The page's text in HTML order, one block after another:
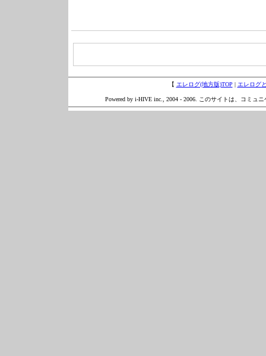
【 エレログ(地方版)TOP | エレログ
Powered by i-HIVE inc., 2004 - 2006. このサイトは、コミュ